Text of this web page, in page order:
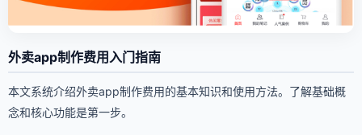
外卖app制作费用入门指南
本文系统介绍外卖app制作费用的基本知识和使用方法。了解基础概
念和核心功能是第一步。